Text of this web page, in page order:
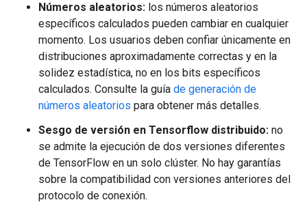
Números aleatorios: los números aleatorios
específicos calculados pueden cambiar en cualquier
momento. Los usuarios deben confiar únicamente en
distribuciones aproximadamente correctas y en la
solidez estadística, no en los bits específicos
calculados. Consulte la guía de generación de
números aleatorios para obtener más detalles.
Sesgo de versión en Tensorflow distribuido: no
se admite la ejecución de dos versiones diferentes
de TensorFlow en un solo clúster. No hay garantías
sobre la compatibilidad con versiones anteriores del
protocolo de conexión.